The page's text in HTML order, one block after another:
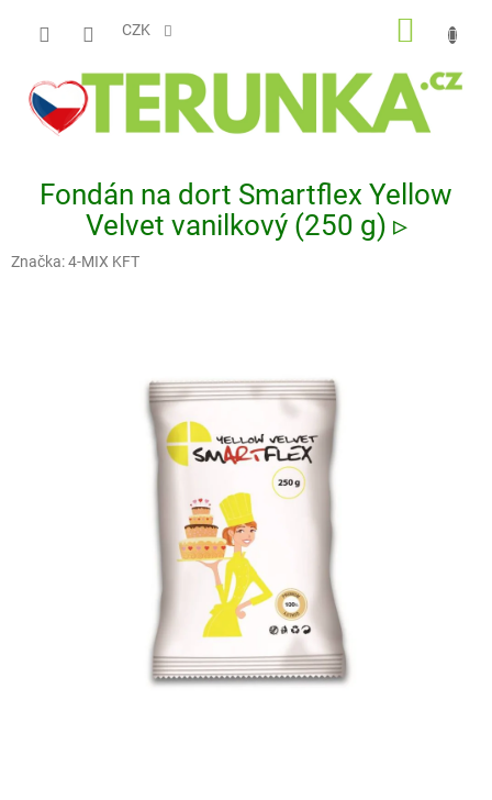
CZK
Fondán na dort Smartflex Yellow
Velvet vanilkový (250 g) ▹
Značka:4-MIX KFT